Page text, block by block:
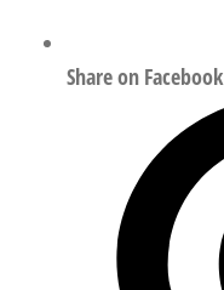
Share on Facebook